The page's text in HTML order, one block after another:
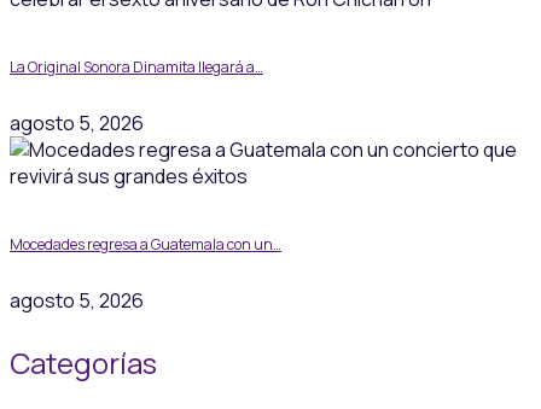
La Original Sonora Dinamita llegará a…
agosto 5, 2026
Mocedades regresa a Guatemala con un…
agosto 5, 2026
Categorías